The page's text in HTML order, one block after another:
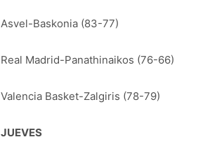
Asvel-Baskonia (83-77)
Real Madrid-Panathinaikos (76-66)
Valencia Basket-Zalgiris (78-79)
JUEVES